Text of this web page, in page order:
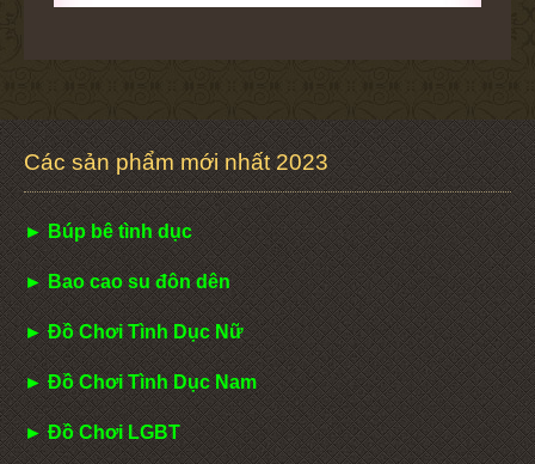
Các sản phẩm mới nhất 2023
► Búp bê tình dục
► Bao cao su đôn dên
► Đồ Chơi Tình Dục Nữ
► Đồ Chơi Tình Dục Nam
► Đồ Chơi LGBT